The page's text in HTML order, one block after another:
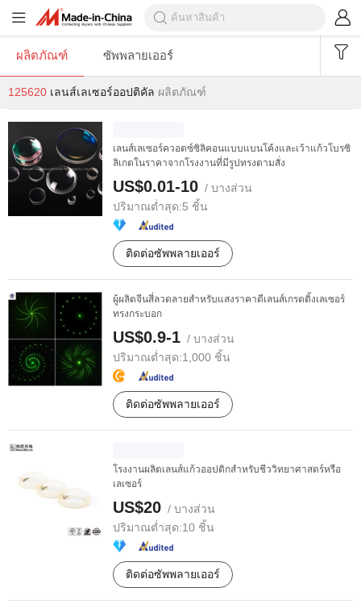
ผลิตภัณฑ์ ซัพพลายเออร์
125620 เลนส์เลเซอร์ออปติคัล ผลิตภัณฑ์
เลนส์เลเซอร์ควอตซ์ซิลิคอนแบบแบนโค้งและเว้าแก้วโบรซิ
ลิเกตในราคาจากโรงงานที่มีรูปทรงตามสั่ง
US$0.01-10 / บางส่วน
ปริมาณต่ำสุด:5 ชิ้น
ติดต่อซัพพลายเออร์
ผู้ผลิตจีนสี่ลวดลายสำหรับแสงราคาดีเลนส์เกรตติ้งเลเซอร์
ทรงกระบอก
US$0.9-1 / บางส่วน
ปริมาณต่ำสุด:1,000 ชิ้น
ติดต่อซัพพลายเออร์
โรงงานผลิตเลนส์แก้วออปติกสำหรับชีววิทยาศาสตร์หรือ
เลเซอร์
US$20 / บางส่วน
ปริมาณต่ำสุด:10 ชิ้น
ติดต่อซัพพลายเออร์